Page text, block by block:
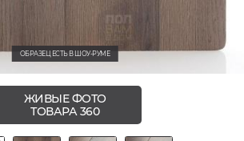
ОБРАЗЕЦ ЕСТЬ В ШОУ-РУМЕ
ЖИВЫЕ ФОТО
ТОВАРА 360